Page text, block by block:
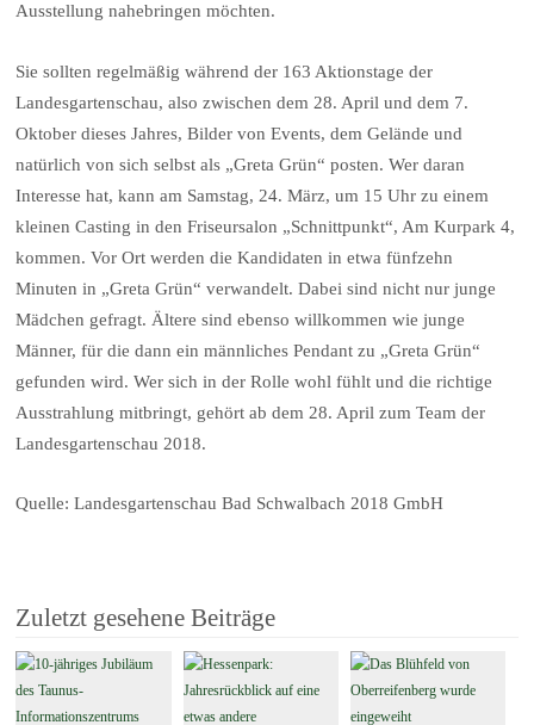
Ausstellung nahebringen möchten.
Sie sollten regelmäßig während der 163 Aktionstage der
Landesgartenschau, also zwischen dem 28. April und dem 7.
Oktober dieses Jahres, Bilder von Events, dem Gelände und
natürlich von sich selbst als „Greta Grün“ posten. Wer daran
Interesse hat, kann am Samstag, 24. März, um 15 Uhr zu einem
kleinen Casting in den Friseursalon „Schnittpunkt“, Am Kurpark 4,
kommen. Vor Ort werden die Kandidaten in etwa fünfzehn
Minuten in „Greta Grün“ verwandelt. Dabei sind nicht nur junge
Mädchen gefragt. Ältere sind ebenso willkommen wie junge
Männer, für die dann ein männliches Pendant zu „Greta Grün“
gefunden wird. Wer sich in der Rolle wohl fühlt und die richtige
Ausstrahlung mitbringt, gehört ab dem 28. April zum Team der
Landesgartenschau 2018.
Quelle: Landesgartenschau Bad Schwalbach 2018 GmbH
Zuletzt gesehene Beiträge